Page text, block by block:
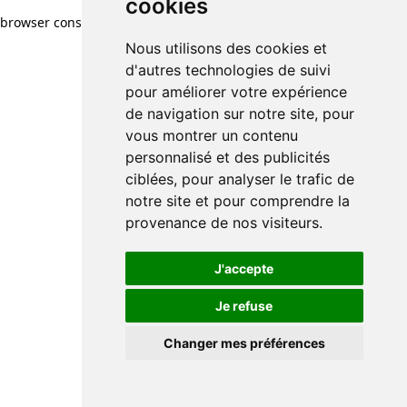
cookies
Nous utilisons des cookies et
d'autres technologies de suivi
pour améliorer votre expérience
de navigation sur notre site, pour
vous montrer un contenu
personnalisé et des publicités
ciblées, pour analyser le trafic de
notre site et pour comprendre la
provenance de nos visiteurs.
J'accepte
Je refuse
Changer mes préférences
browser console for more information)